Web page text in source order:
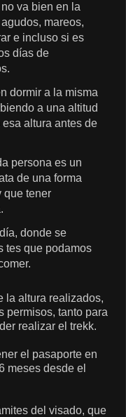
va bien en la
mareos,
e incluso si es
días de
dormir a la misma
a una altitud
altura antes de
persona es un
de una forma
que tener
donde se
tes que podamos
la altura realizados,
permisos, tanto para
realizar el trekk.
el pasaporte en
meses desde el
del visado, que